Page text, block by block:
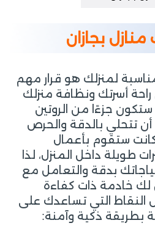
بجازان
لمنزلك هو قرار مهم
أسرتك ونظافة منزلك
ستكون جزءًا من الروتين
أن تتحلي بالدقة والحرص
كانت ستقوم بأعمال
طويلة داخل المنزل، لذا
بدقة والتعامل مع
خادمة ذات كفاءة
النقاط التي تساعدك على
بطريقة ذكية وآمنة: